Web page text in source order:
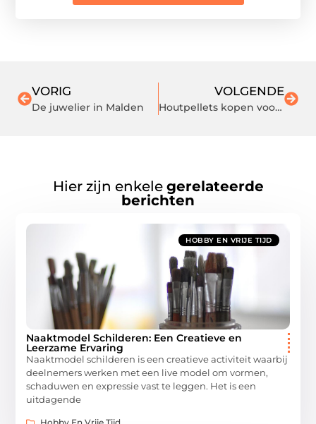
VORIG
De juwelier in Malden
VOLGENDE
Houtpellets kopen voor een langdurig warm huis
Hier zijn enkele gerelateerde
berichten
HOBBY EN VRIJE TIJD
Naaktmodel Schilderen: Een Creatieve en
Leerzame Ervaring
Naaktmodel schilderen is een creatieve activiteit waarbij
deelnemers werken met een live model om vormen,
schaduwen en expressie vast te leggen. Het is een
uitdagende